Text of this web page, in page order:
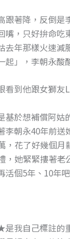
跟著降，反倒
嘴，只好拚命
去年那樣火速
起」，李朝永酸
到他跟女獅友
於想補償阿姑
李朝永40年前
，花了好幾個月
她緊緊摟著老
活個5年、10年
是我自己標註的